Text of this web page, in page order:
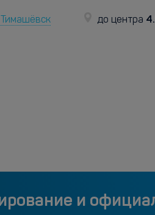
Тимашёвск до центра
и